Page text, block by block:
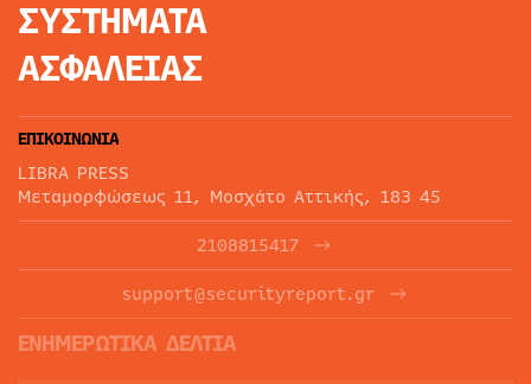
ΣΥΣΤΗΜΑΤΑ
ΑΣΦΑΛΕΙΑΣ
ΕΠΙΚΟΙΝΩΝΙΑ
LIBRA PRESS
Μεταμορφώσεως 11, Μοσχάτο Αττικής, 183 45
2108815417
support@securityreport.gr
ΕΝΗΜΕΡΩΤΙΚΑ ΔΕΛΤΙΑ